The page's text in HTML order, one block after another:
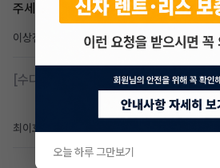
주세요
이상진 조회 189 댓글 1
[수다방] 제네시스 g80 3.5 4륜 거의 풀
최이호
오늘 하루 그만보기